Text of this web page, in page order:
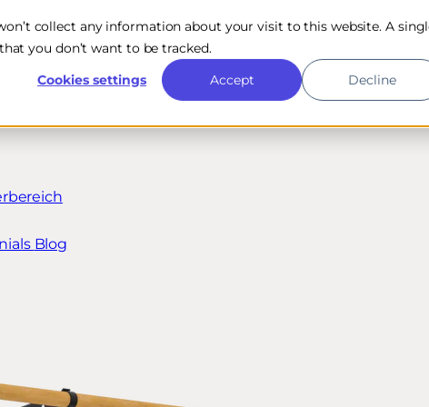
collect any information about your visit to this website. A
you don’t want to be tracked.
Cookies settings
Accept Decline
Blog